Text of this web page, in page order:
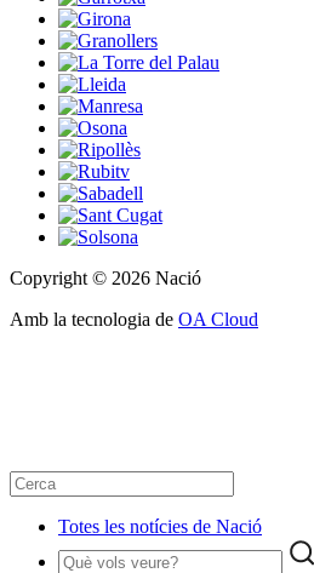
Copyright © 2026 Nació
Amb la tecnologia de OA Cloud
Totes les notícies de Nació